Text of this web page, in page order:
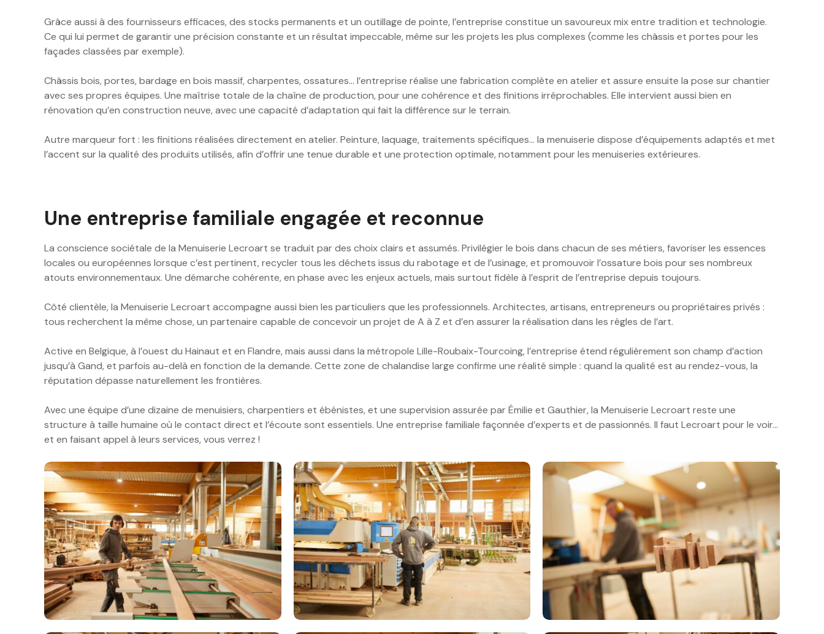
Grâce aussi à des fournisseurs efficaces, des stocks permanents et un outillage de pointe, l’entreprise constitue un savoureux mix entre tradition et technologie.
Ce qui lui permet de garantir une précision constante et un résultat impeccable, même sur les projets les plus complexes (comme les châssis et portes pour les
façades classées par exemple).
Châssis bois, portes, bardage en bois massif, charpentes, ossatures… l’entreprise réalise une fabrication complète en atelier et assure ensuite la pose sur chantier
avec ses propres équipes. Une maîtrise totale de la chaîne de production, pour une cohérence et des finitions irréprochables. Elle intervient aussi bien en
rénovation qu’en construction neuve, avec une capacité d’adaptation qui fait la différence sur le terrain.
Autre marqueur fort : les finitions réalisées directement en atelier. Peinture, laquage, traitements spécifiques… la menuiserie dispose d’équipements adaptés et met
l’accent sur la qualité des produits utilisés, afin d’offrir une tenue durable et une protection optimale, notamment pour les menuiseries extérieures.
Une entreprise familiale engagée et reconnue
La conscience sociétale de la Menuiserie Lecroart se traduit par des choix clairs et assumés. Privilégier le bois dans chacun de ses métiers, favoriser les essences
locales ou européennes lorsque c’est pertinent, recycler tous les déchets issus du rabotage et de l’usinage, et promouvoir l’ossature bois pour ses nombreux
atouts environnementaux. Une démarche cohérente, en phase avec les enjeux actuels, mais surtout fidèle à l’esprit de l’entreprise depuis toujours.
Côté clientèle, la Menuiserie Lecroart accompagne aussi bien les particuliers que les professionnels. Architectes, artisans, entrepreneurs ou propriétaires privés :
tous recherchent la même chose, un partenaire capable de concevoir un projet de A à Z et d’en assurer la réalisation dans les règles de l’art.
Active en Belgique, à l’ouest du Hainaut et en Flandre, mais aussi dans la métropole Lille-Roubaix-Tourcoing, l’entreprise étend régulièrement son champ d’action
jusqu’à Gand, et parfois au-delà en fonction de la demande. Cette zone de chalandise large confirme une réalité simple : quand la qualité est au rendez-vous, la
réputation dépasse naturellement les frontières.
Avec une équipe d’une dizaine de menuisiers, charpentiers et ébénistes, et une supervision assurée par Émilie et Gauthier, la Menuiserie Lecroart reste une
structure à taille humaine où le contact direct et l’écoute sont essentiels. Une entreprise familiale façonnée d’experts et de passionnés. Il faut Lecroart pour le voir…
et en faisant appel à leurs services, vous verrez !